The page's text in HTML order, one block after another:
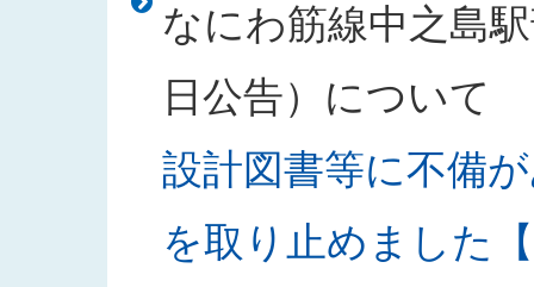
なにわ筋線中之島
日公告）について
設計図書等に不備
を取り止めました